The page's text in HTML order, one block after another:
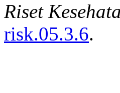
Riset
risk.05.3.6.